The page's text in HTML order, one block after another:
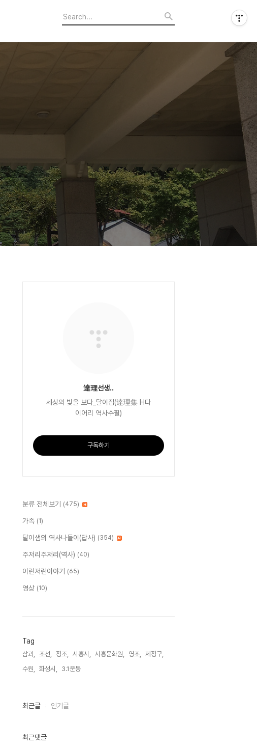
達理선생..
세상의 빛을 보다_달이집(達理集 H다
이어리 역사수필)
구독하기
분류 전체보기 (475)
가족 (1)
달이샘의 역사나들이(답사) (354)
주저리주저리(역사) (40)
이런저런이야기 (65)
영상 (10)
Tag
삼괴, 조선, 정조, 시흥시, 시흥문화원, 영조,
제정구,
수원,
화성시, 3.1운동,
최
인
최근글 인기글
최근댓글